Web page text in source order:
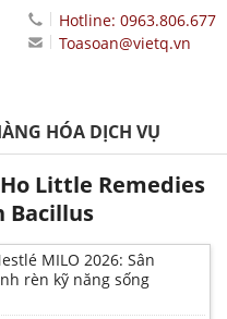
Hotline: 0963.806.677
Toasoan@vietq.vn
HÓA DỊCH VỤ
Little Remedies
Bacillus
MILO 2026: Sân
rèn kỹ năng sống